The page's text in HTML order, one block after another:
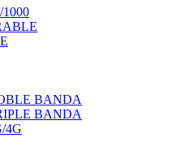
BANDA
BANDA
4G